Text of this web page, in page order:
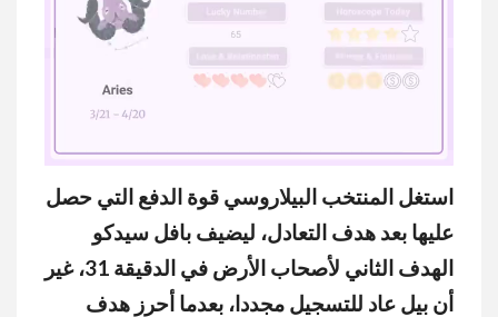
MUTE
استغل المنتخب البيلاروسي قوة الدفع التي حصل
عليها بعد هدف التعادل، ليضيف بافل سيدكو
الهدف الثاني لأصحاب الأرض في الدقيقة 31، غير
أن بيل عاد للتسجيل مجددا، بعدما أحرز هدف